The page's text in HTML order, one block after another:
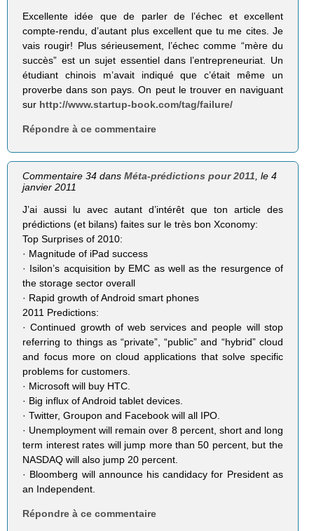
Excellente idée que de parler de l’échec et excellent
compte-rendu, d’autant plus excellent que tu me cites. Je
vais rougir! Plus sérieusement, l’échec comme “mère du
succès” est un sujet essentiel dans l’entrepreneuriat. Un
étudiant chinois m’avait indiqué que c’était même un
proverbe dans son pays. On peut le trouver en naviguant
sur http://www.startup-book.com/tag/failure/
Répondre à ce commentaire
Commentaire 34 dansMéta-prédictions pour 2011 , le 4
janvier 2011
J’ai aussi lu avec autant d’intérêt que ton article des
prédictions (et bilans) faites sur le très bon Xconomy:
Top Surprises of 2010:
· Magnitude of iPad success
· Isilon’s acquisition by EMC as well as the resurgence of
the storage sector overall
· Rapid growth of Android smart phones
2011 Predictions:
· Continued growth of web services and people will stop
referring to things as “private”, “public” and “hybrid” cloud
and focus more on cloud applications that solve specific
problems for customers.
· Microsoft will buy HTC.
· Big influx of Android tablet devices.
· Twitter, Groupon and Facebook will all IPO.
· Unemployment will remain over 8 percent, short and long
term interest rates will jump more than 50 percent, but the
NASDAQ will also jump 20 percent.
· Bloomberg will announce his candidacy for President as
an Independent.
Répondre à ce commentaire